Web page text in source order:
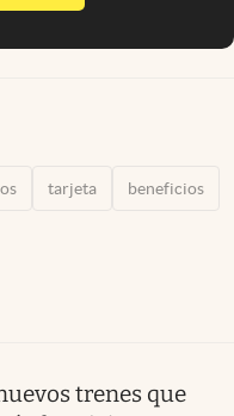
tarjeta beneficios
trenes que